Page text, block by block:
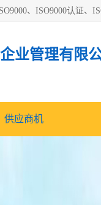
、ISO9000认证、
业管理有限
供应商机